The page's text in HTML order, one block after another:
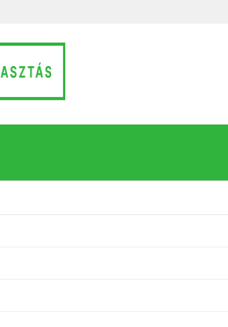
sütő/Home HGMH32D